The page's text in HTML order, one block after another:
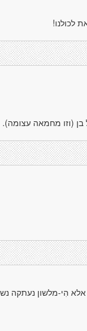
לכולנו!
(וזו מחמאה עצומה).
אלא הִי-מלשון נעתקה